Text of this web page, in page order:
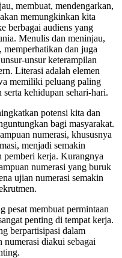
membuat, mendengarkan,
memungkinkan kita
berbagai audiens yang
Menulis dan meninjau,
dan juga
unsur keterampilan
Literasi adalah elemen
memiliki peluang paling
kehidupan sehari-hari.
potensi kita dan
bagi masyarakat.
numerasi, khususnya
menjadi semakin
kerja. Kurangnya
numerasi yang buruk
ujian numerasi semakin
pesat membuat permintaan
penting di tempat kerja.
berpartisipasi dalam
numerasi diakui sebagai